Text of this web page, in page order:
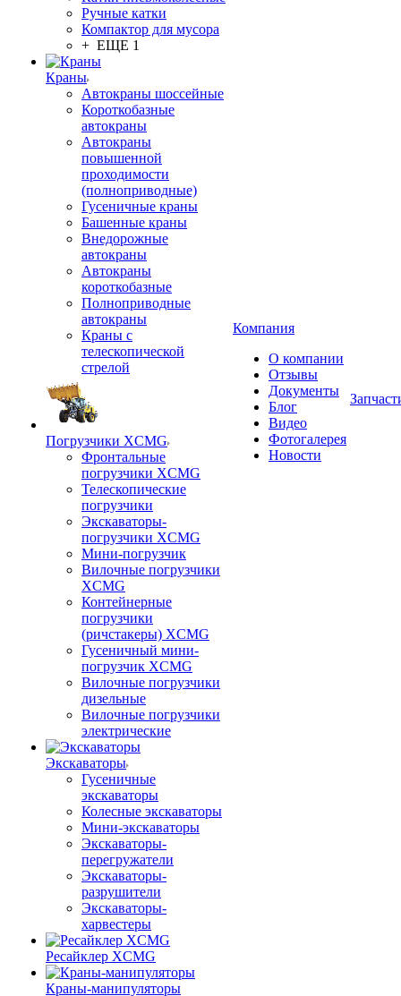
Ручные катки
Компактор для мусора
+ ЕЩЕ 1
Краны
Автокраны шоссейные
Короткобазные
автокраны
Автокраны
повышенной
проходимости
(полноприводные)
Гусеничные краны
Башенные краны
Внедорожные
автокраны
Автокраны
короткобазные
Полноприводные
автокраны
Краны с
телескопической
стрелой
Погрузчики XCMG
Фронтальные
погрузчики XCMG
Телескопические
погрузчики
Экскаваторы-
погрузчики XCMG
Мини-погрузчик
Вилочные погрузчики
XCMG
Контейнерные
погрузчики
(ричстакеры) XCMG
Гусеничный мини-
погрузчик XCMG
Вилочные погрузчики
дизельные
Вилочные погрузчики
электрические
Экскаваторы
Гусеничные
экскаваторы
Колесные экскаваторы
Мини-экскаваторы
Экскаваторы-
перегружатели
Экскаваторы-
разрушители
Экскаваторы-
харвестеры
Ресайклер XCMG
Краны-манипуляторы
Компания
О компании
Отзывы
Документы
Блог
Видео
Фотогалерея
Новости